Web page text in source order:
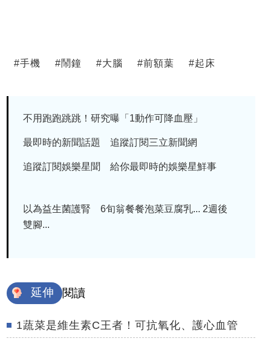
#手機 #鬧鐘 #大腦 #前額葉 #起床
不用跑跑跳跳！研究曝「1動作可降血壓」
最即時的新聞話題 追蹤訂閱三立新聞網
追蹤訂閱娛樂星聞 給你最即時的娛樂星鮮事
以為益生菌護腎 6旬翁餐餐泡菜豆腐乳... 2週後
雙腳...
延伸 閱讀
1蔬菜是維生素C王者！可抗氧化、護心血管